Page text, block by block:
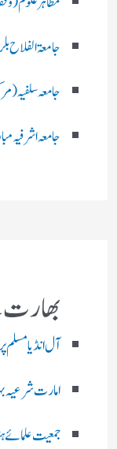
جامعۃ الفلاح
جامعہ
جامعہ اشرفیہ
بھارت
آل انڈیا مسلم
امارت شرعیہ
جمعیت علمائے